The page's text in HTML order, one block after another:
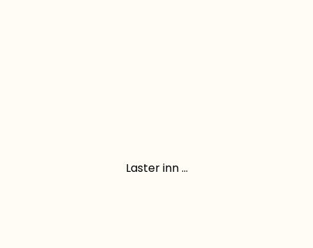
Laster inn ...